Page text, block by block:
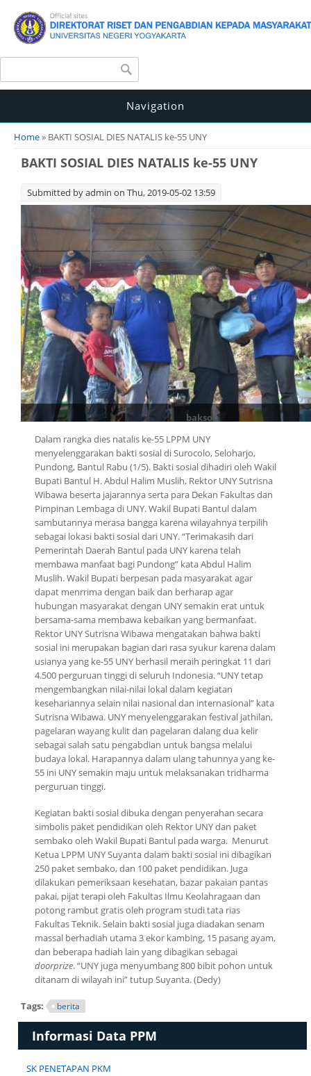
Search form
Navigation
You are here
Home» BAKTI SOSIAL DIES NATALIS ke-55 UNY
BAKTI SOSIAL DIES NATALIS ke-55 UNY
Submitted byadmin on Thu, 2019-05-02 13:59
baksos
Dalam rangka dies natalis ke-55 LPPM UNY
menyelenggarakan bakti sosial di Surocolo, Seloharjo,
Pundong, Bantul Rabu (1/5). Bakti sosial dihadiri oleh Wakil
Bupati Bantul H. Abdul Halim Muslih, Rektor UNY Sutrisna
Wibawa beserta jajarannya serta para Dekan Fakultas dan
Pimpinan Lembaga di UNY. Wakil Bupati Bantul dalam
sambutannya merasa bangga karena wilayahnya terpilih
sebagai lokasi bakti sosial dari UNY. “Terimakasih dari
Pemerintah Daerah Bantul pada UNY karena telah
membawa manfaat bagi Pundong” kata Abdul Halim
Muslih. Wakil Bupati berpesan pada masyarakat agar
dapat menrrima dengan baik dan berharap agar
hubungan masyarakat dengan UNY semakin erat untuk
bersama-sama membawa kebaikan yang bermanfaat.
Rektor UNY Sutrisna Wibawa mengatakan bahwa bakti
sosial ini merupakan bagian dari rasa syukur karena dalam
usianya yang ke-55 UNY berhasil meraih peringkat 11 dari
4.500 perguruan tinggi di seluruh Indonesia. “UNY tetap
mengembangkan nilai-nilai lokal dalam kegiatan
kesehariannya selain nilai nasional dan internasional” kata
Sutrisna Wibawa. UNY menyelenggarakan festival jathilan,
pagelaran wayang kulit dan pagelaran dalang dua kelir
sebagai salah satu pengabdian untuk bangsa melalui
budaya lokal. Harapannya dalam ulang tahunnya yang ke-
55 ini UNY semakin maju untuk melaksanakan tridharma
perguruan tinggi.
Kegiatan bakti sosial dibuka dengan penyerahan secara
simbolis paket pendidikan oleh Rektor UNY dan paket
sembako oleh Wakil Bupati Bantul pada warga. Menurut
Ketua LPPM UNY Suyanta dalam bakti sosial ini dibagikan
250 paket sembako, dan 100 paket pendidikan. Juga
dilakukan pemeriksaan kesehatan, bazar pakaian pantas
pakai, pijat terapi oleh Fakultas Ilmu Keolahragaan dan
potong rambut gratis oleh program studi tata rias
Fakultas Teknik. Selain bakti sosial juga diadakan senam
massal berhadiah utama 3 ekor kambing, 15 pasang ayam,
dan beberapa hadiah lain yang dibagikan sebagai
doorprize. “UNY juga menyumbang 800 bibit pohon untuk
ditanam di wilayah ini” tutup Suyanta. (Dedy)
Tags: berita
Informasi Data PPM
SK PENETAPAN PKM